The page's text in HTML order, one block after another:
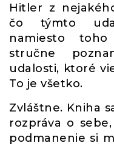
Hitler z
čo týmto
namiesto
stručne
udalosti, ktoré
To je všetko.
Zvláštne. Kniha
rozpráva o
podmanenie si